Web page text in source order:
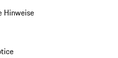
Hinweise